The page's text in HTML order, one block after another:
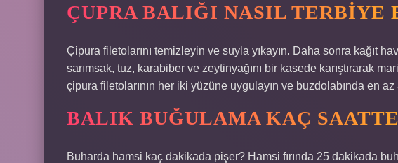
ÇUPRA BALIĞI NASIL TERBIYE
Çipura filetolarını temizleyin ve suyla yıkayın. Daha sonra kağıt
sarımsak, tuz, karabiber ve zeytinyağını bir kasede karıştırarak
çipura filetolarının her iki yüzüne uygulayın ve buzdolabında en
BALIK BUĞULAMA KAÇ
Buharda hamsi kaç dakikada pişer? Hamsi fırında 25 dakikada